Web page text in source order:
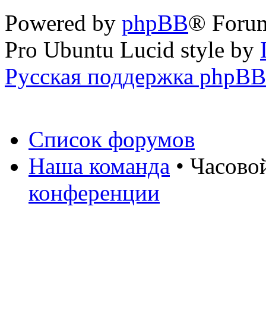
Powered by phpBB®
Pro Ubuntu Lucid style by
Русская поддержка phpBB
Список форумов
Наша команда •
конференции